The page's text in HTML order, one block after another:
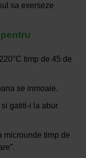
sa exerseze
timp de 45 de
se inmoaie.
gatiti-i la abur
timp de